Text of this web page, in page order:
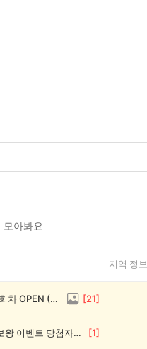
아봐요
지역 정보
전원 1,000캐시! 🥳 우리 동네 썰전 14회차 OPEN (~8/17) [21]
💰[당첨자 발표] 26회차 우리 동네 정보왕 이벤트 당첨자를 발표합니다! [1]